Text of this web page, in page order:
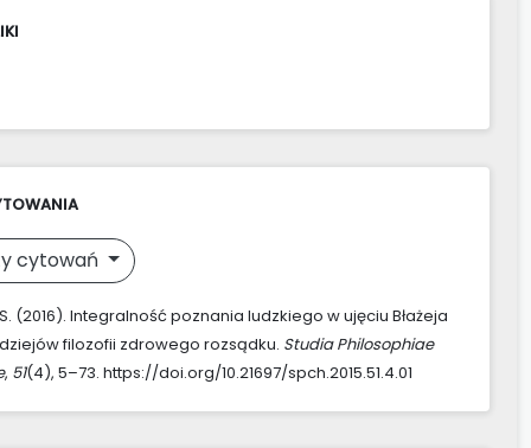
cytowań
(2016). Integralność poznania ludzkiego w ujęciu Błażeja
filozofii zdrowego rozsądku. Studia Philosophiae
, 51(4), 5–73. https://doi.org/10.21697/spch.2015.51.4.01